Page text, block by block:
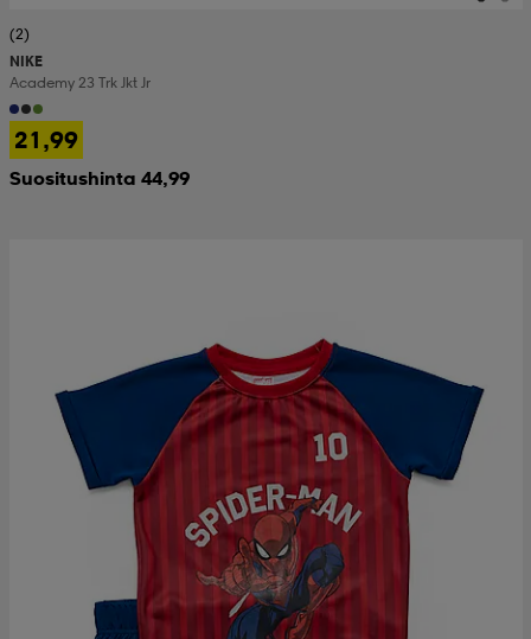
(2)
NIKE
Academy 23 Trk Jkt Jr
21,99
Suositushinta 44,99